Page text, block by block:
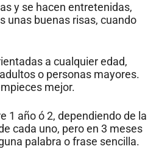
y se hacen entretenidas,
unas buenas risas, cuando
a cualquier edad,
o personas mayores.
mejor.
1 año ó 2, dependiendo de la
cada uno, pero en 3 meses
palabra o frase sencilla.